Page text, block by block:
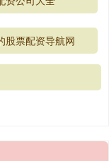
股票配资导航网